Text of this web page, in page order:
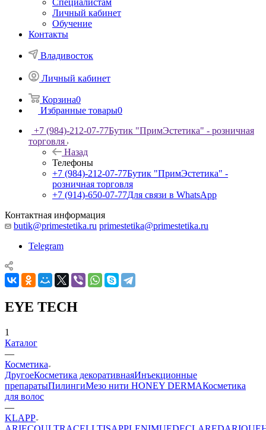
Специалистам
Личный кабинет
Обучение
Контакты
Владивосток
Личный кабинет
Корзина0
Избранные товары0
+7 (984)-212-07-77Бутик "ПримЭстетика" - розничная
торговля
Назад
Телефоны
+7 (984)-212-07-77Бутик "ПримЭстетика" -
розничная торговля
+7 (914)-650-07-77Для связи в WhatsApp
Контактная информация
butik@primestetika.ru primestetika@primestetika.ru
Telegram
EYE TECH
1
Каталог
—
Косметика
ДругоеКосметика декоративнаяИнъекционные
препаратыПилингиМезо нити HONEY DERMAКосметика
для волос
—
KLAPP